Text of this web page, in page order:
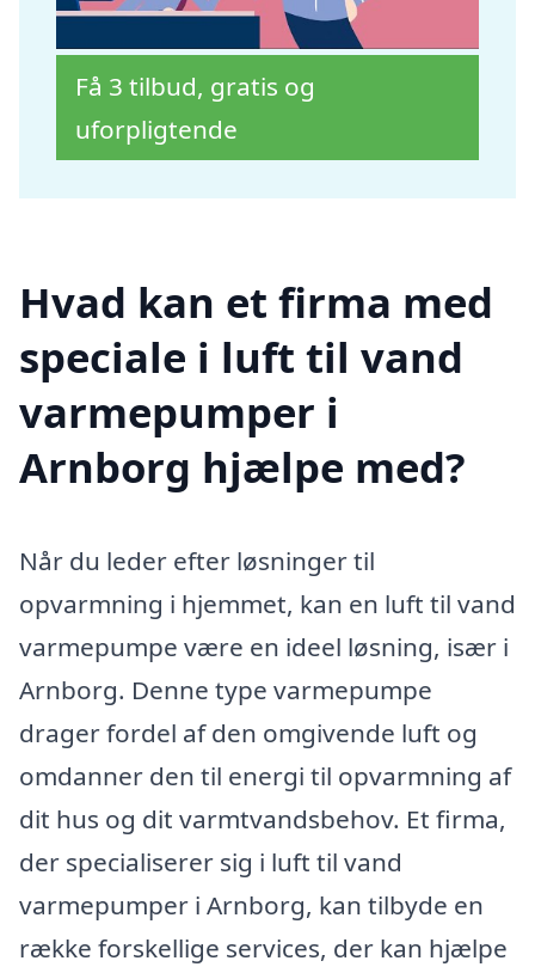
Få 3 tilbud, gratis og
uforpligtende
Hvad kan et firma med
speciale i luft til vand
varmepumper i
Arnborg hjælpe med?
Når du leder efter løsninger til
opvarmning i hjemmet, kan en luft til vand
varmepumpe være en ideel løsning, især i
Arnborg. Denne type varmepumpe
drager fordel af den omgivende luft og
omdanner den til energi til opvarmning af
dit hus og dit varmtvandsbehov. Et firma,
der specialiserer sig i luft til vand
varmepumper i Arnborg, kan tilbyde en
række forskellige services, der kan hjælpe